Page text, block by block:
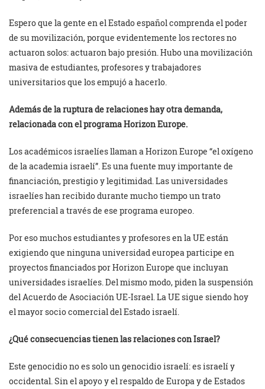
Espero que la gente en el Estado español comprenda el poder
de su movilización, porque evidentemente los rectores no
actuaron solos: actuaron bajo presión. Hubo una movilización
masiva de estudiantes, profesores y trabajadores
universitarios que los empujó a hacerlo.
Además de la ruptura de relaciones hay otra demanda,
relacionada con el programa Horizon Europe.
Los académicos israelíes llaman a Horizon Europe “el oxígeno
de la academia israelí”. Es una fuente muy importante de
financiación, prestigio y legitimidad. Las universidades
israelíes han recibido durante mucho tiempo un trato
preferencial a través de ese programa europeo.
Por eso muchos estudiantes y profesores en la UE están
exigiendo que ninguna universidad europea participe en
proyectos financiados por Horizon Europe que incluyan
universidades israelíes. Del mismo modo, piden la suspensión
del Acuerdo de Asociación UE-Israel. La UE sigue siendo hoy
el mayor socio comercial del Estado israelí.
¿Qué consecuencias tienen las relaciones con Israel?
Este genocidio no es solo un genocidio israelí: es israelí y
occidental. Sin el apoyo y el respaldo de Europa y de Estados